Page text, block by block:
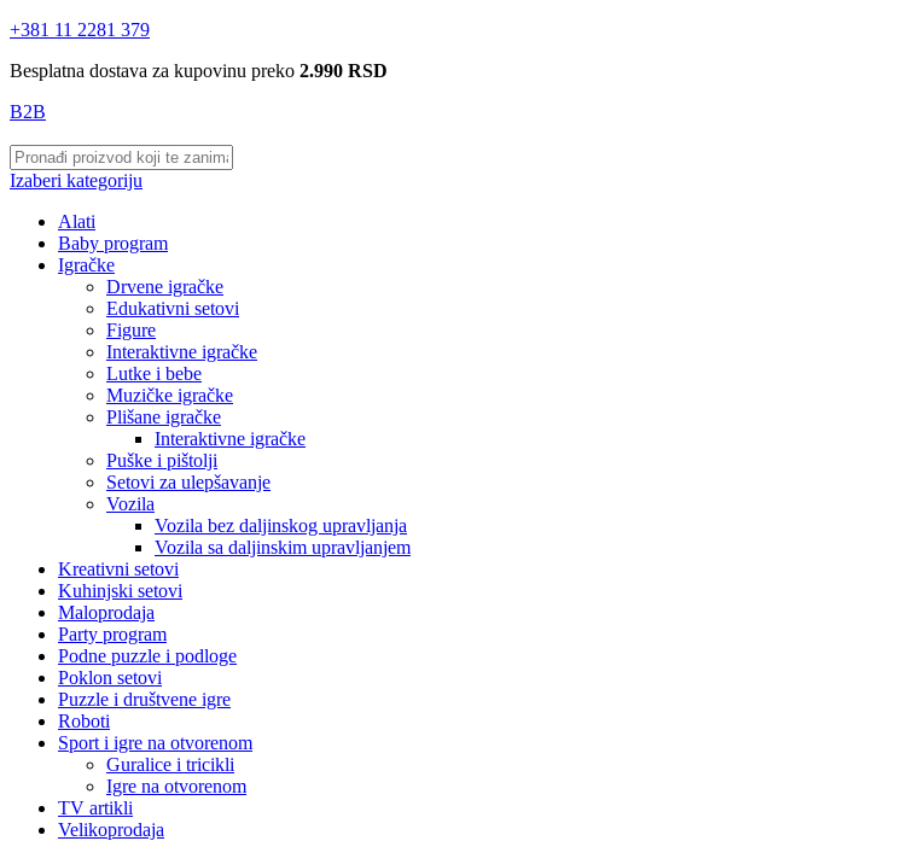
+381 11 2281 379
Besplatna dostava za kupovinu preko 2.990 RSD
B2B
Izaberi kategoriju
Alati
Baby program
Igračke
Drvene igračke
Edukativni setovi
Figure
Interaktivne igračke
Lutke i bebe
Muzičke igračke
Plišane igračke
Interaktivne igračke
Puške i pištolji
Setovi za ulepšavanje
Vozila
Vozila bez daljinskog upravljanja
Vozila sa daljinskim upravljanjem
Kreativni setovi
Kuhinjski setovi
Maloprodaja
Party program
Podne puzzle i podloge
Poklon setovi
Puzzle i društvene igre
Roboti
Sport i igre na otvorenom
Guralice i tricikli
Igre na otvorenom
TV artikli
Velikoprodaja